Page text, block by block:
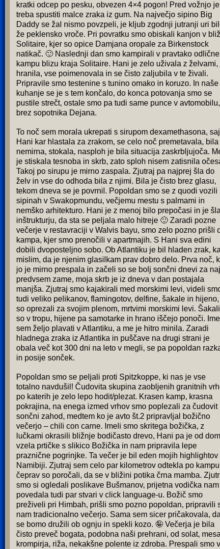
kratki odcep po pesku, obvezen 4×4 pogon! Pred vožnjo je
treba spustiti malce zraka iz gum. Na največjo sipino Big
Daddy se žal nismo povzpeli, je kljub zgodnji jutranji uri
že peklensko vroče. Pri povratku smo obiskali kanjon v
Solitaire, kjer so opice Damjana oropale za Birkenstock
natikač. 🙂 Naslednji dan smo kampirali v pravtako
kampu blizu kraja Solitaire. Hani je zelo uživala z želvami,
hranila, vse poimenovala in se čisto zaljubila v te živali.
Pripravile smo testenine s tunino omako in koruzo. In naše
kuhanje se je s tem končalo, do konca potovanja smo se
pustile strečt, ostale smo pa tudi same punce v avtomobilu,
brez sopotnika Dejana.
To noč sem morala ukrepati s sirupom dexamethasona,
Hani kar hlastala za zrakom, se celo noč premetavala, bila
nemirna, stokala, nasploh je bila situacija zaskrbljujoča.
je stiskala tesnoba in skrb, zato sploh nisem zatisnila
Takoj po sirupu je mirno zaspala. Zjutraj pa najprej šla do
želv in vse do odhoda bila z njimi. Bila je čisto brez glasu,
tekom dneva se je povrnil. Popoldan smo se z quodi vozili
sipinah v Swakopmundu, večjemu mestu s palmami in
nemško arhitekturo. Hani je z menoj bilo prepočasi in je
inštrukturju, da sta se peljala malo hitreje 🙂 Zaradi pozne
večerje v restavraciji v Walvis bayu, smo zelo pozno prišli
kampa, kjer smo prenočili v apartmajih. S Hani sva edini
dobili dvoposteljno sobo. Ob Atlantiku je bil hladen zrak,
mislim, da je njenim glasilkam prav dobro delo. Prva noč,
jo je mirno prespala in začeli so se bolj sončni dnevi za
predvsem zame, moja skrb je iz dneva v dan postajala
manjša. Zjutraj smo kajakirali med morskimi levi, videli
tudi veliko pelikanov, flamingotov, delfine, šakale in
so oprezali za svojim plenom, mrtvimi morskimi levi. Šakali
so v tropu, hijene pa samotarke in hrano iščejo ponoči.
sem željo plavati v Atlantiku, a me je hitro minila. Zaradi
hladnega zraka iz Atlantika in puščave na drugi strani je
obala več kot 300 dni na leto v megli, se pa popoldan
in posije sonček.
Popoldan smo se peljali proti Spitzkoppe, ki nas je vse
totalno navdušil! Čudovita skupina zaobljenih granitnih
po katerih je zelo lepo hodit/plezat. Krasen kamp, krasna
pokrajina, na enega izmed vrhov smo poplezali za čudovit
sončni zahod, medtem ko je avto št.2 pripravljal božično
večerjo – chili con carne. Imeli smo skritega božička, z
lučkami okrasili bližnje bodičasto drevo, Hani pa je od
vzela prtičke s slikico Božička in nam pripravila lepe
praznične pogrinjke. Ta večer je bil eden mojih highlightov
Namibiji. Zjutraj sem celo par kilometrov odtekla po
čeprav so poročali, da se v bližini potika črna mamba.
smo si ogledali poslikave Bušmanov, prijetna vodička
povedala tudi par stvari v click language-u. Božič smo
preživeli pri Himbah, prišli smo pozno popoldan, pripravili
nam tradicionalno večerjo. Sama sem sicer pričakovala,
se bomo družili ob ognju in spekli kozo. 🤪 Večerja je bila
čisto preveč bogata, podobna naši prehrani, od solat,
krompirja, riža, nekakšne polente iz zdroba. Prespali smo v